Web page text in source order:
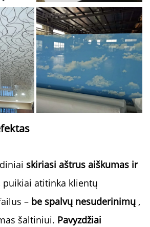
skiriasi aštrus aiškumas ir
puikiai atitinka klientų
– be spalvų nesuderinimų ,
šaltiniui. Pavyzdžiai